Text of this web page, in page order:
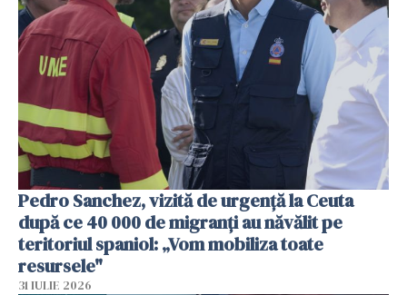
Pedro Sanchez, vizită de urgență la Ceuta
după ce 40 000 de migranți au năvălit pe
teritoriul spaniol: „Vom mobiliza toate
resursele"
31 IULIE 2026